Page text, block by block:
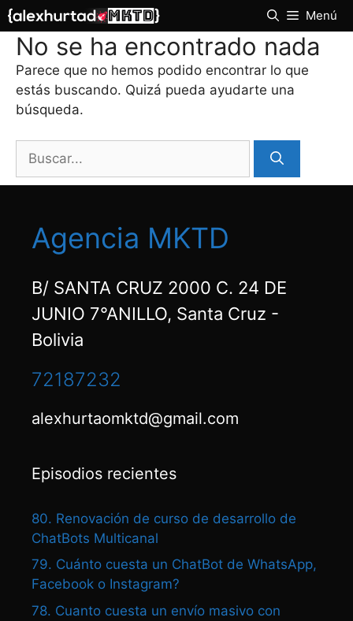
Saltar
al
contenido
Menú
No se ha encontrado nada
Parece que no hemos podido encontrar lo que
estás buscando. Quizá pueda ayudarte una
búsqueda.
Agencia MKTD
B/ SANTA CRUZ 2000 C. 24 DE
JUNIO 7°ANILLO, Santa Cruz -
Bolivia
72187232
alexhurtaomktd@gmail.com
Episodios recientes
80. Renovación de curso de desarrollo de
ChatBots Multicanal
79. Cuánto cuesta un ChatBot de WhatsApp,
Facebook o Instagram?
78. Cuanto cuesta un envío masivo con